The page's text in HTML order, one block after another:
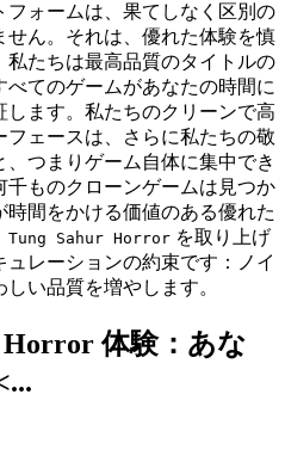
ォームは、果てしなく区別の
ん。それは、優れた体験を慎
たちは最高品質のタイトルの
てのゲームがあなたの時間に
します。私たちのクリーンで高
ェースは、さらに私たちの敬
つまりゲーム自体に集中でき
千ものクローンゲームは見つか
時間をかける価値のある優れた
Tung Sahur Horror を取り上げ
レーションの約束です：ノイ
い品質を増やします。
Horror 体験：あな